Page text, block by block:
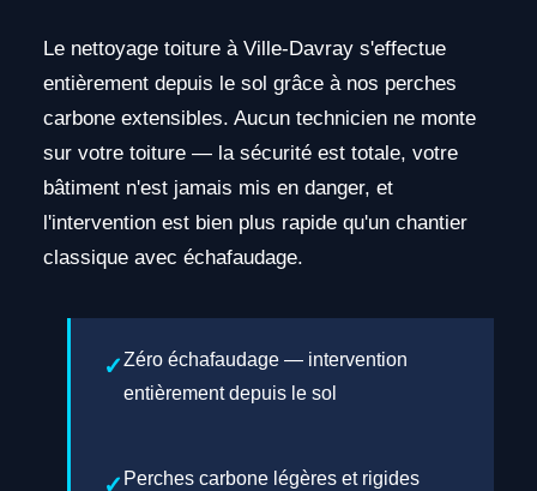
Le nettoyage toiture à Ville-Davray s'effectue
entièrement depuis le sol grâce à nos perches
carbone extensibles. Aucun technicien ne monte
sur votre toiture — la sécurité est totale, votre
bâtiment n'est jamais mis en danger, et
l'intervention est bien plus rapide qu'un chantier
classique avec échafaudage.
Zéro échafaudage — intervention
entièrement depuis le sol
Perches carbone légères et rigides